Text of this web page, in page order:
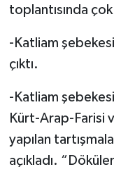
toplantısında
-Katliam
çıktı.
-Katliam
Kürt-Arap-Farisi
yapılan
açıkladı.